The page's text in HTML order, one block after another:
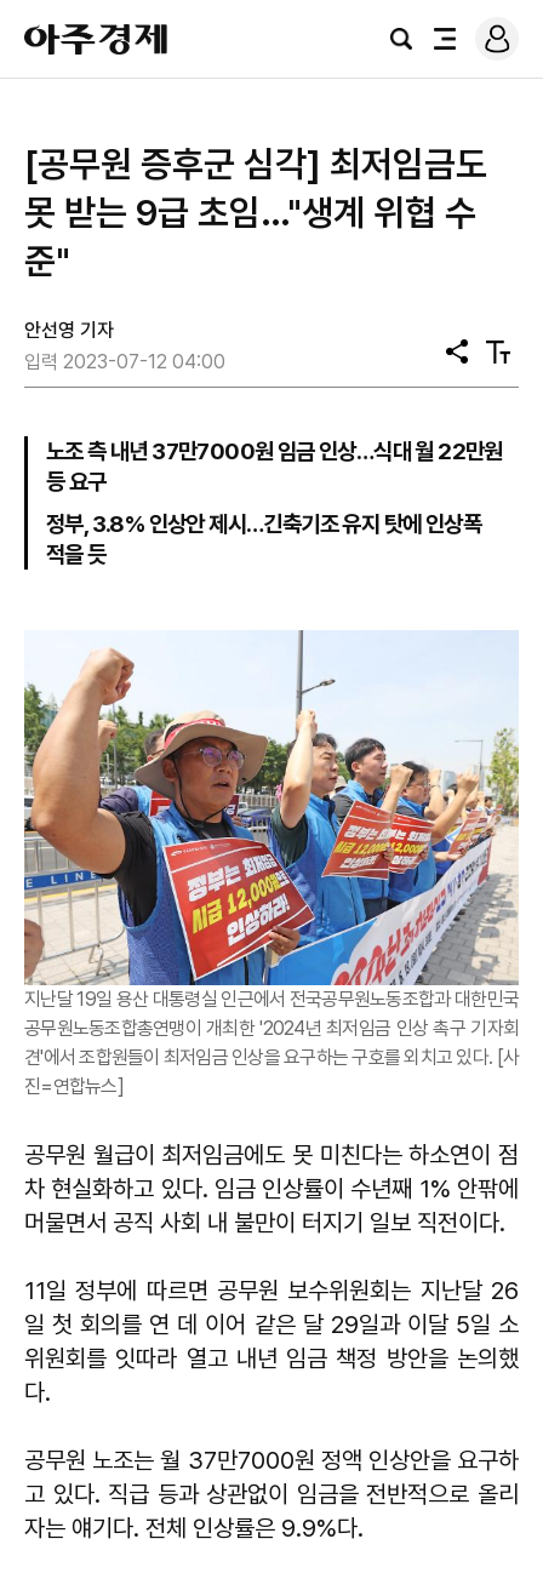
아
주
경
검
전
로
그
[공무원 증후군 심각] 최저임금도
못 받는 9급 초임…"생계 위협 수
준"
안선영 기자
입력 2023-07-12 04:00
공
유
텍
스
기
노조 측 내년 37만7000원 임금 인상…식대 월 22만원
등 요구
정부, 3.8% 인상안 제시…긴축기조 유지 탓에 인상폭
적을 듯
지난달 19일 용산 대통령실 인근에서 전국공무원노동조합과 대한민국
공무원노동조합총연맹이 개최한 '2024년 최저임금 인상 촉구 기자회
견'에서 조합원들이 최저임금 인상을 요구하는 구호를 외치고 있다. [사
진=연합뉴스]
공무원 월급이 최저임금에도 못 미친다는 하소연이 점
차 현실화하고 있다. 임금 인상률이 수년째 1% 안팎에
머물면서 공직 사회 내 불만이 터지기 일보 직전이다.
11일 정부에 따르면 공무원 보수위원회는 지난달 26
일 첫 회의를 연 데 이어 같은 달 29일과 이달 5일 소
위원회를 잇따라 열고 내년 임금 책정 방안을 논의했
다.
공무원 노조는 월 37만7000원 정액 인상안을 요구하
고 있다. 직급 등과 상관없이 임금을 전반적으로 올리
자는 얘기다. 전체 인상률은 9.9%다.